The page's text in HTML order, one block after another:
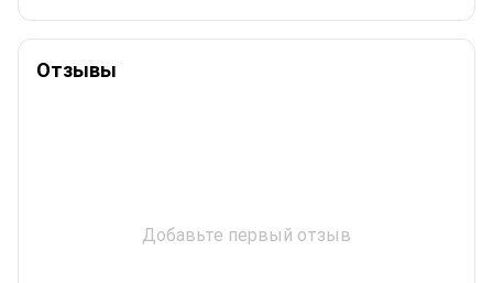
Отзывы
Добавьте первый отзыв